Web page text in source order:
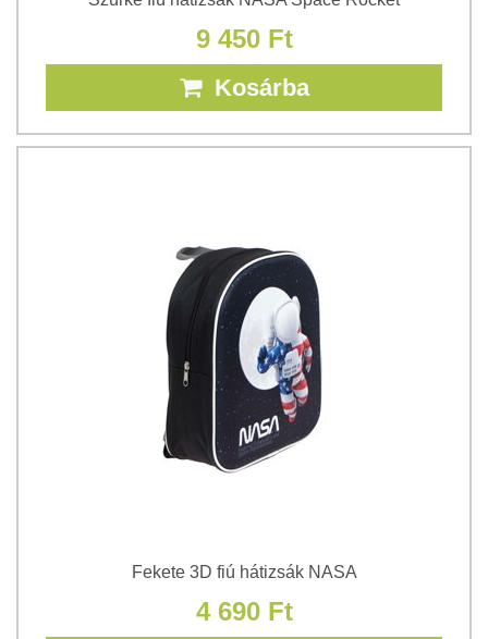
9 450 Ft
Kosárba
Fekete 3D fiú hátizsák NASA
4 690 Ft